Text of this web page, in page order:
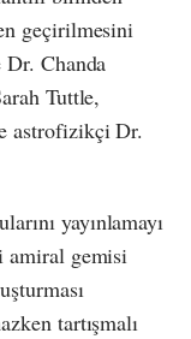
geçirilmesini
Chanda
Tuttle,
astrofizikçi Dr.
yayınlamayı
amiral gemisi
tartışmalı